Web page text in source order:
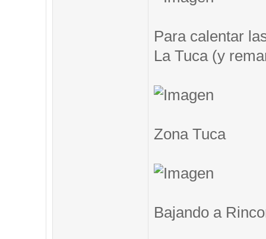
Para calentar
La Tuca (y
Zona Tuca
Bajando a